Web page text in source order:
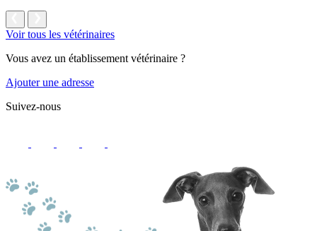
Voir tous les vétérinaires
Vous avez un établissement vétérinaire ?
Ajouter une adresse
Suivez-nous